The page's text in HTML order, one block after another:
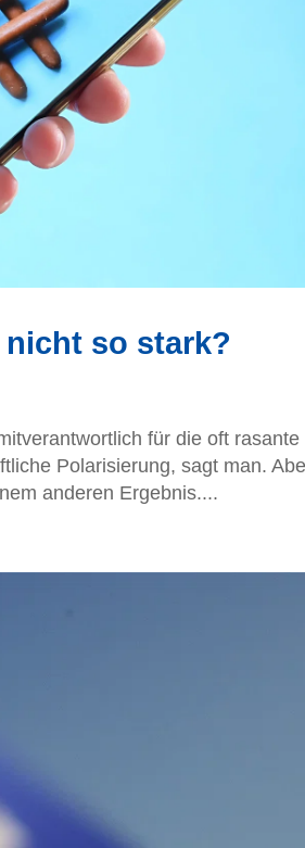
so stark?
für die oft rasante
Polarisierung, sagt man.
anderen Ergebnis....